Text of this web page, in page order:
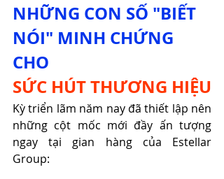
NHỮNG CON SỐ "BIẾT
NÓI" MINH CHỨNG
CHO
SỨC HÚT THƯƠNG HIỆU
Kỳ triển lãm năm nay đã thiết lập nên
những cột mốc mới đầy ấn tượng
ngay tại gian hàng của Estellar
Group: